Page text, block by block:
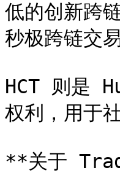
低的创新跨
秒极跨链交易
HCT 则是
权利，用于
**关于